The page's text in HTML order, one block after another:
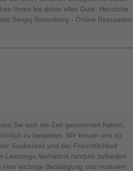
Ihnen bis dahin alles Gute. Herzliche
Sergej Rosenberg - Online Reputation
Sie sich die Zeit genommen haben,
zu bewerten. Wir freuen uns zu
Sauberkeit und der Freundlichkeit
Leistungs-Verhältnis rundum zufrieden
wichtige Bestätigung und motiviert